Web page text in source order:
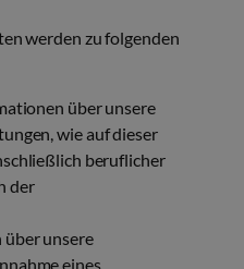
werden zu folgenden
über unsere
wie auf dieser
beruflicher
der
über unsere
eines